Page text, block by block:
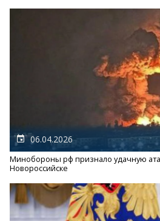
06.04.2026
Минобороны рф признало удачную
Новороссийске